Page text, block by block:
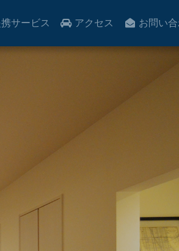
サービス アクセス お問い